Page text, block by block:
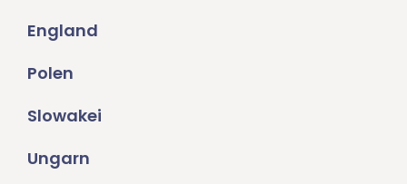
England
Polen
Slowakei
Ungarn